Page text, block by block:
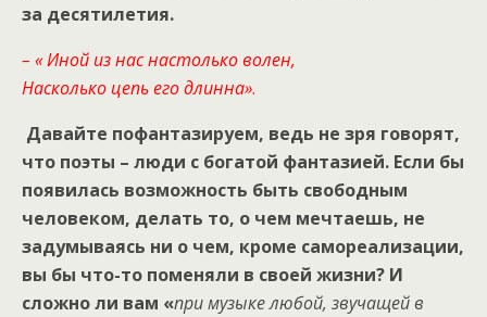
за десятилетия.
– « Иной из нас настолько волен,
Насколько цепь его длинна».
Давайте пофантазируем, ведь не зря говорят,
что поэты – люди с богатой фантазией. Если бы
появилась возможность быть свободным
человеком, делать то, о чем мечтаешь, не
задумываясь ни о чем, кроме самореализации,
вы бы что-то поменяли в своей жизни? И
сложно ли вам «при музыке любой, звучащей в